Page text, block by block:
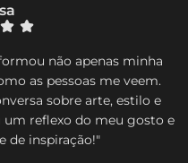
não apenas minha
as pessoas me veem.
sobre arte, estilo e
um reflexo do meu gosto e
de inspiração!"